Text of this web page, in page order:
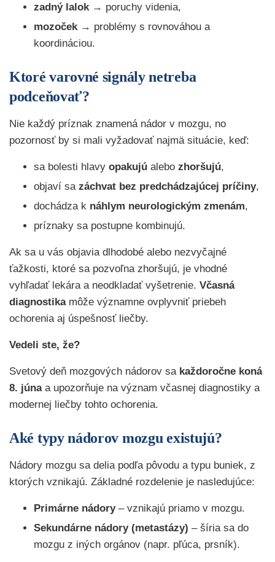
zadný lalok→ poruchy videnia,
mozoček→ problémy s rovnováhou a
koordináciou.
Ktoré varovné signály netreba
podceňovať?
Nie každý príznak znamená nádor v mozgu, no
pozornosť by si mali vyžadovať najmä situácie, keď:
sa bolesti hlavy opakujú alebo zhoršujú,
objaví sa záchvat bez predchádzajúcej príčiny,
dochádza k náhlym neurologickým zmenám,
príznaky sa postupne kombinujú.
Ak sa u vás objavia dlhodobé alebo nezvyčajné
ťažkosti, ktoré sa pozvoľna zhoršujú, je vhodné
vyhľadať lekára a neodkladať vyšetrenie. Včasná
diagnostikamôže významne ovplyvniť priebeh
ochorenia aj úspešnosť liečby.
Vedeli ste, že?
Svetový deň mozgových nádorov sakaždoročne koná
8. júnaa upozorňuje na význam včasnej diagnostiky a
modernej liečby tohto ochorenia.
Aké typy nádorov mozgu existujú?
Nádory mozgu sa delia podľa pôvodu a typu buniek, z
ktorých vznikajú. Základné rozdelenie je nasledujúce:
Primárne nádory– vznikajú priamo v mozgu.
Sekundárne nádory (metastázy) – šíria sa do
mozgu z iných orgánov (napr. pľúca, prsník).